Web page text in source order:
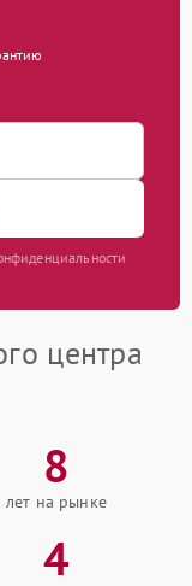
центра
8
лет на рынке
4